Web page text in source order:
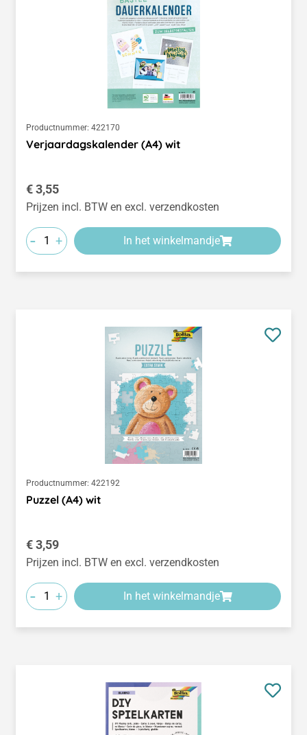
Productnummer: 422170
Verjaardagskalender (A4) wit
Normale prijs:
€ 3,55
Prijzen incl. BTW en excl. verzendkosten
- + In het winkelmandje
Productnummer: 422192
Puzzel (A4) wit
Normale prijs:
€ 3,59
Prijzen incl. BTW en excl. verzendkosten
- + In het winkelmandje